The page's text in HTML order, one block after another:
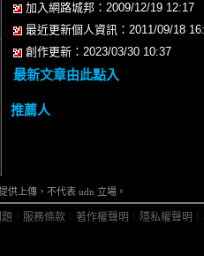
加入網路城邦：2009/12/19 12:17
最近更新個人資訊：2011/09/18
創作更新：2023/03/30 10:37
最新文章由此點入
推薦人
供上傳，不代表 udn 立場。
服務條款 著作權聲明 隱私權聲明